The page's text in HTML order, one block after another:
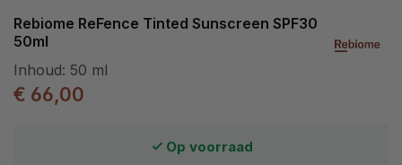
Rebiome ReFence Tinted Sunscreen SPF30
50ml
Inhoud: 50 ml
€ 66,00
Op voorraad